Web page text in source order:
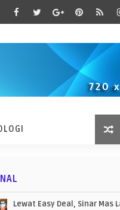
Lewat Easy Deal, Sinar Mas